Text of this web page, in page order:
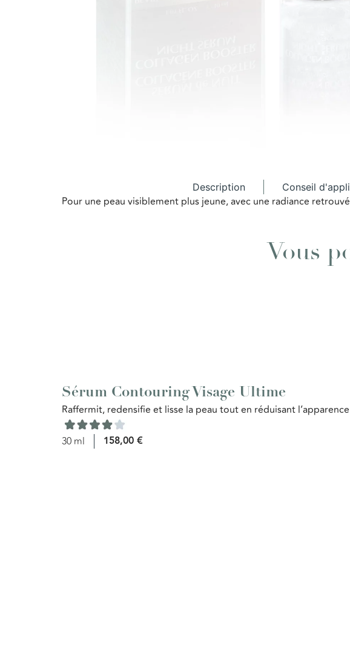
Description Conseil
Pour une peau visiblement plus jeune, avec une radiance
Vous
Sérum Contouring Visage Ultime
Raffermit, redensifie et lisse la peau tout en réduisant
30 ml 158,00 €